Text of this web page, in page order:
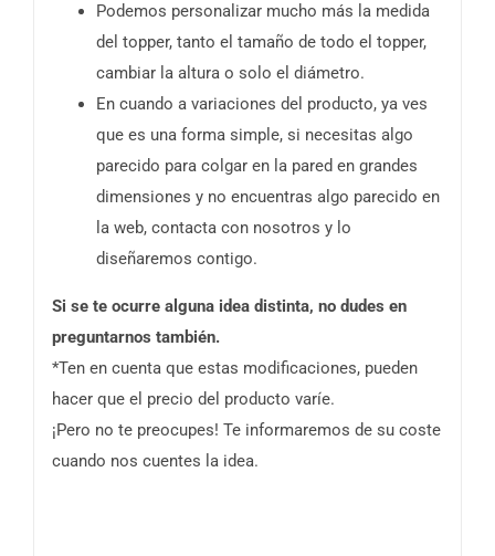
Podemos personalizar mucho más la medida
del topper, tanto el tamaño de todo el topper,
cambiar la altura o solo el diámetro.
En cuando a variaciones del producto, ya ves
que es una forma simple, si necesitas algo
parecido para colgar en la pared en grandes
dimensiones y no encuentras algo parecido en
la web, contacta con nosotros y lo
diseñaremos contigo.
Si se te ocurre alguna idea distinta, no dudes en
preguntarnos también.
*Ten en cuenta que estas modificaciones, pueden
hacer que el precio del producto varíe.
¡Pero no te preocupes! Te informaremos de su coste
cuando nos cuentes la idea.